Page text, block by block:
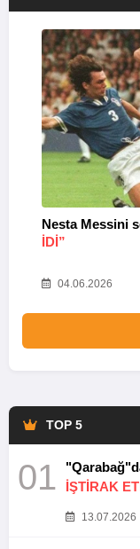
Nesta Messini
IDI”
04.06.2026
TOP 5
01
İŞTİRAK
13.07.2026